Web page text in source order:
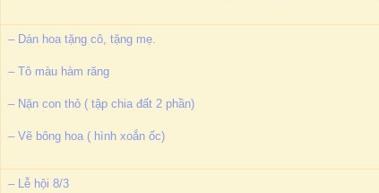
– Dán hoa tặng cô, tặng mẹ.
– Tô màu hàm răng
– Nặn con thỏ ( tập chia đất 2 phần)
– Vẽ bông hoa ( hình xoắn ốc)
– Lễ hội 8/3